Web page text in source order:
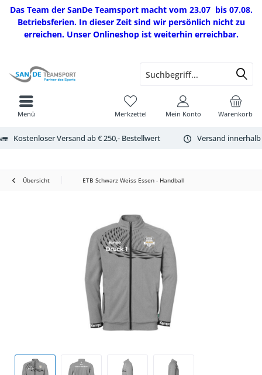
Das Team der SanDe Teamsport macht vom 23.07 bis 07.08.
Betriebsferien. In dieser Zeit sind wir persönlich nicht zu
erreichen. Unser Onlineshop ist weiterhin erreichbar.
Kostenloser Versand ab € 250,- Bestellwert Versand
Warenkorb
Merkzettel Mein Konto
Menü
Übersicht ETB Schwarz Weiss Essen - Handball